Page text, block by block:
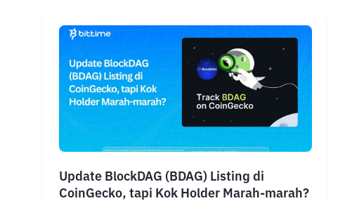
Update BlockDAG (BDAG) Listing di
CoinGecko, tapi Kok Holder Marah-marah?